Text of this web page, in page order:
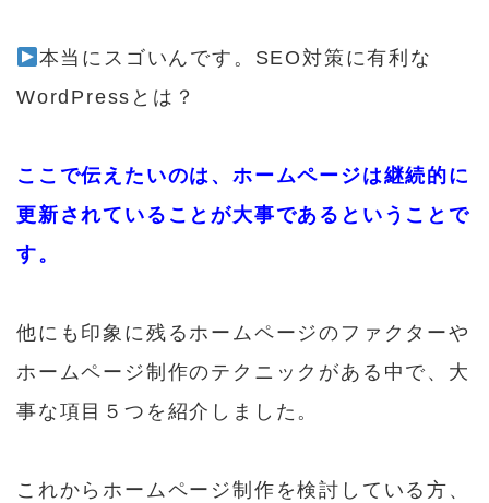
本当にスゴいんです。SEO対策に有利な
WordPressとは？
ここで伝えたいのは、ホームページは継続的に
更新されていることが大事であるということで
す。
他にも印象に残るホームページのファクターや
ホームページ制作のテクニックがある中で、大
事な項目５つを紹介しました。
これからホームページ制作を検討している方、